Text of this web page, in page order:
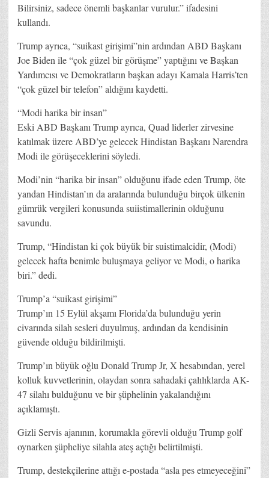
Bilirsiniz, sadece önemli başkanlar vurulur.” ifadesini
kullandı.
Trump ayrıca, “suikast girişimi”nin ardından ABD Başkanı
Joe Biden ile “çok güzel bir görüşme” yaptığını ve Başkan
Yardımcısı ve Demokratların başkan adayı Kamala Harris’ten
“çok güzel bir telefon” aldığını kaydetti.
“Modi harika bir insan”
Eski ABD Başkanı Trump ayrıca, Quad liderler zirvesine
katılmak üzere ABD’ye gelecek Hindistan Başkanı Narendra
Modi ile görüşeceklerini söyledi.
Modi’nin “harika bir insan” olduğunu ifade eden Trump, öte
yandan Hindistan’ın da aralarında bulunduğu birçok ülkenin
gümrük vergileri konusunda suiistimallerinin olduğunu
savundu.
Trump, “Hindistan ki çok büyük bir suistimalcidir, (Modi)
gelecek hafta benimle buluşmaya geliyor ve Modi, o harika
biri.” dedi.
Trump’a “suikast girişimi”
Trump’ın 15 Eylül akşamı Florida’da bulunduğu yerin
civarında silah sesleri duyulmuş, ardından da kendisinin
güvende olduğu bildirilmişti.
Trump’ın büyük oğlu Donald Trump Jr, X hesabından, yerel
kolluk kuvvetlerinin, olaydan sonra sahadaki çalılıklarda AK-
47 silahı bulduğunu ve bir şüphelinin yakalandığını
açıklamıştı.
Gizli Servis ajanının, korumakla görevli olduğu Trump golf
oynarken şüpheliye silahla ateş açtığı belirtilmişti.
Trump, destekçilerine attığı e-postada “asla pes etmeyeceğini”